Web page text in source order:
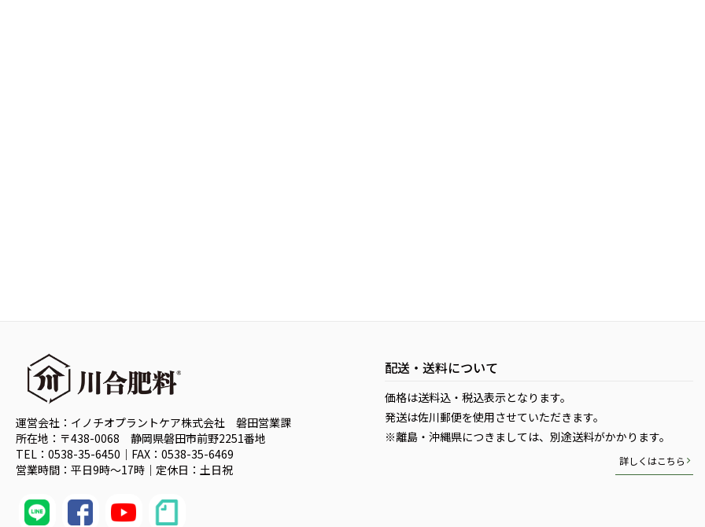
運営会社：イノチオプラントケア株式会社 磐田営業課
所在地：〒438-0068 静岡県磐田市前野2251番地
TEL：0538-35-6450｜FAX：0538-35-6469
営業時間：平日9時～17時｜定休日：土日祝
配送・送料について
価格は送料込・税込表示となります。
発送は佐川郵便を使用させていただきます。
※離島・沖縄県につきましては、別途送料がかかります。
詳しくはこちら